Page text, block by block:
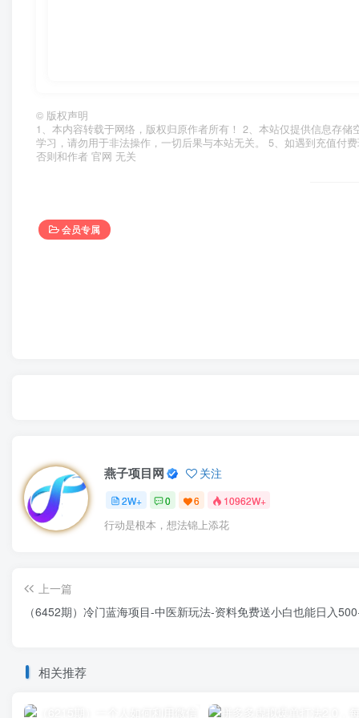
© 版权声明
1、本内容转载于网络，版权归原作者所有！ 2、本站仅提供信息存
学习，请勿用于非法操作，一切后果与本站无关。 5、如遇到充值付
否则和作者 官网 无关
会员专属
燕子项目网 关注
2W+ 0 6 10962W+
行动是根本，想法锦上添花
上一篇
（6452期）冷门蓝海项目-中医新玩法-资料免费送小白也能日入
相关推荐